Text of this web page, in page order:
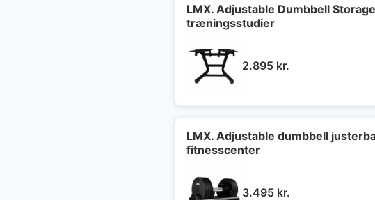
3.999 kr..2.999
LMX. Adjustable Dumbbell
træningsstudier
2.895 kr.
LMX. Adjustable dumbbell
fitnesscenter
3.495 kr.